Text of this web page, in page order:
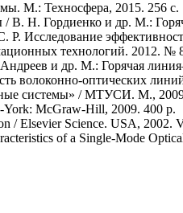
М.: Техносфера, 2015. 256 с.
В. Н. Гордиенко и др. М.:
Исследование
технологий. 2012. №
и др. М.: Горячая
волоконно-оптических
системы» / МТУСИ. М.,
McGraw-Hill, 2009. 400 p.
/ Elsevier Science. USA, 2002.
of a Single-Mode